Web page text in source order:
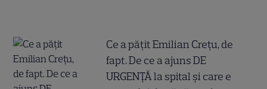
Ce a pățit Emilian Crețu, de
fapt. De ce a ajuns DE
URGENȚĂ la spital și care e